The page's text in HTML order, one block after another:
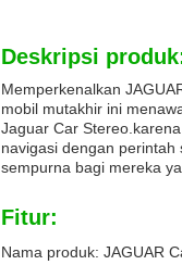
Deskripsi
Memperkenalkan
mobil mutakhir ini
Jaguar Car
navigasi dengan
sempurna bagi mereka
Fitur:
Nama produk: JAGUAR